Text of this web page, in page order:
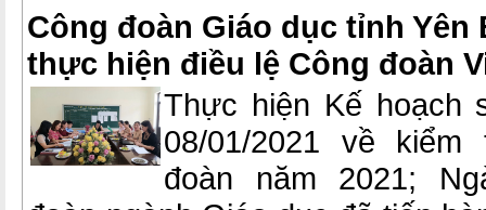
Công đoàn Giáo dục tỉnh Yên
thực hiện điều lệ Công đoàn
Thực hiện Kế hoạch
08/01/2021 về
đoàn năm 2021;